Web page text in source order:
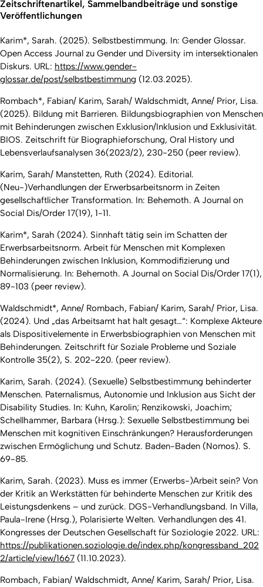
Zeitschriftenartikel, Sammelbandbeiträge und sonstige
Veröffentlichungen
Karim*, Sarah. (2025). Selbstbestimmung. In: Gender Glossar.
Open Access Journal zu Gender und Diversity im intersektionalen
Diskurs. URL: https://www.gender-
glossar.de/post/selbstbestimmung (12.03.2025).
Rombach*, Fabian/ Karim, Sarah/ Waldschmidt, Anne/ Prior, Lisa.
(2025). Bildung mit Barrieren. Bildungsbiographien von Menschen
mit Behinderungen zwischen Exklusion/Inklusion und Exklusivität.
BIOS. Zeitschrift für Biographieforschung, Oral History und
Lebensverlaufsanalysen 36(2023/2), 230-250 (peer review).
Karim, Sarah/ Manstetten, Ruth (2024). Editorial.
(Neu-)Verhandlungen der Erwerbsarbeitsnorm in Zeiten
gesellschaftlicher Transformation. In: Behemoth. A Journal on
Social Dis/Order 17(19), 1-11.
Karim*, Sarah (2024). Sinnhaft tätig sein im Schatten der
Erwerbsarbeitsnorm. Arbeit für Menschen mit Komplexen
Behinderungen zwischen Inklusion, Kommodifizierung und
Normalisierung. In: Behemoth. A Journal on Social Dis/Order 17(1),
89-103 (peer review).
Waldschmidt*, Anne/ Rombach, Fabian/ Karim, Sarah/ Prior, Lisa.
(2024). Und „das Arbeitsamt hat halt gesagt…“: Komplexe Akteure
als Dispositivelemente in Erwerbsbiographien von Menschen mit
Behinderungen. Zeitschrift für Soziale Probleme und Soziale
Kontrolle 35(2), S. 202-220. (peer review).
Karim, Sarah. (2024). (Sexuelle) Selbstbestimmung behinderter
Menschen. Paternalismus, Autonomie und Inklusion aus Sicht der
Disability Studies. In: Kuhn, Karolin; Renzikowski, Joachim;
Schellhammer, Barbara (Hrsg.): Sexuelle Selbstbestimmung bei
Menschen mit kognitiven Einschränkungen? Herausforderungen
zwischen Ermöglichung und Schutz. Baden-Baden (Nomos). S.
69-85.
Karim, Sarah. (2023). Muss es immer (Erwerbs-)Arbeit sein? Von
der Kritik an Werkstätten für behinderte Menschen zur Kritik des
Leistungsdenkens – und zurück. DGS-Verhandlungsband. In Villa,
Paula-Irene (Hrsg.), Polarisierte Welten. Verhandlungen des 41.
Kongresses der Deutschen Gesellschaft für Soziologie 2022. URL:
https://publikationen.soziologie.de/index.php/kongressband_202
2/article/view/1667 (11.10.2023).
Rombach, Fabian/ Waldschmidt, Anne/ Karim, Sarah/ Prior, Lisa.